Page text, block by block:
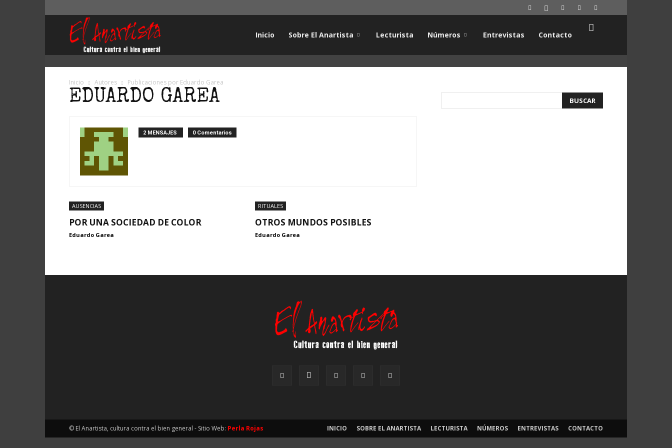
Inicio Sobre El Anartista Lecturista Números Entrevistas Contacto
Inicio Autores Publicaciones por Eduardo Garea
EDUARDO GAREA
2 MENSAJES 0 Comentarios
AUSENCIAS
POR UNA SOCIEDAD DE COLOR
Eduardo Garea
RITUALES
OTROS MUNDOS POSIBLES
Eduardo Garea
INICIO SOBRE EL ANARTISTA LECTURISTA NÚMEROS ENTREVISTAS CONTACTO
© El Anartista, cultura contra el bien general - Sitio Web: Perla Rojas